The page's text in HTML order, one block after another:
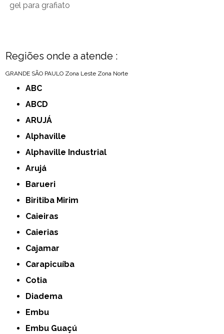
gel para grafiato
Regiões onde a atende :
GRANDE SÃO PAULO Zona Leste Zona Norte
ABC
ABCD
ARUJÁ
Alphaville
Alphaville Industrial
Arujá
Barueri
Biritiba Mirim
Caieiras
Caierias
Cajamar
Carapicuíba
Cotia
Diadema
Embu
Embu Guaçú